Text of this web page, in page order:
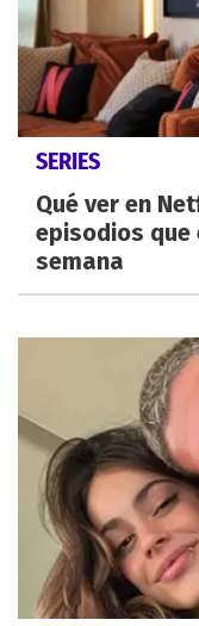
SERIES
Qué ver en
episodios que
semana